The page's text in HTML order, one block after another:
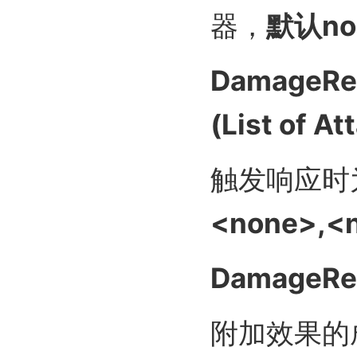
器， 默认no
(List of
触发响应
附加效果